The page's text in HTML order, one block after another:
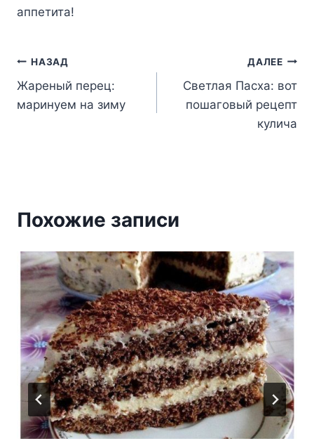
aппeтитa!
Навигация
по
НАЗАД
Жареный перец:
маринуем на зиму
ДАЛЕЕ
Светлая Пасха: вот
пошаговый рецепт
кулича
Похожие записи